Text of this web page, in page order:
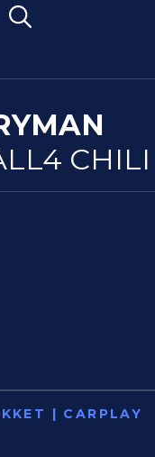
CHILI
| CARPLAY